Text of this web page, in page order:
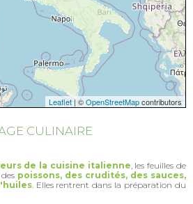
Leaflet | ©OpenStreetMapcontributors
CULINAIRE
de la cuisine italienne, les feuilles de
poissons, des crudités, des sauces,
. Elles rentrent dans la préparation du